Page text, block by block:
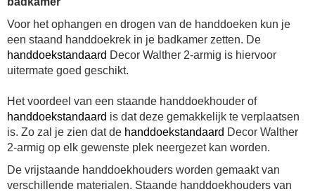
Voor het ophangen en drogen van de handdoeken kun je
een staand handdoekrek in je badkamer zetten. De
handdoekstandaard Decor Walther 2-armig is hiervoor
uitermate goed geschikt.
Het voordeel van een staande handdoekhouder of
handdoekstandaard is dat deze gemakkelijk te verplaatsen
is. Zo zal je zien dat de handdoekstandaard Decor Walther
2-armig op elk gewenste plek neergezet kan worden.
De vrijstaande handdoekhouders worden gemaakt van
verschillende materialen. Staande handdoekhouders van